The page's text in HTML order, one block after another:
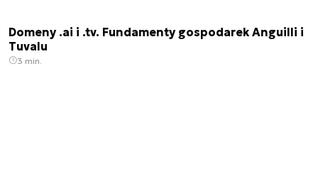
Domeny .ai i .tv. Fundamenty gospodarek Anguilli i
Tuvalu
3 min.